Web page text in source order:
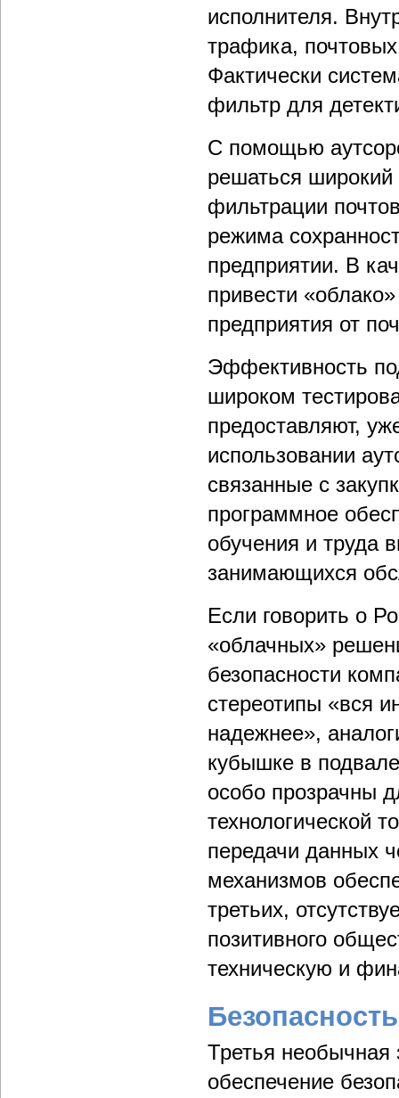
исполнителя.
трафика,
Фактически
фильтр для
С помощью
решаться широкий
фильтрации
режима
предприятии. В
привести
предприятия от
Эффективность
широком
предоставляют,
использовании
связанные с
программное
обучения и труда
занимающихся
Если говорить о
«облачных»
безопасности
стереотипы «вся
надежнее»,
кубышке в
особо прозрачны
технологической
передачи данных
механизмов
третьих,
позитивного
техническую и
Третья необычная
обеспечение